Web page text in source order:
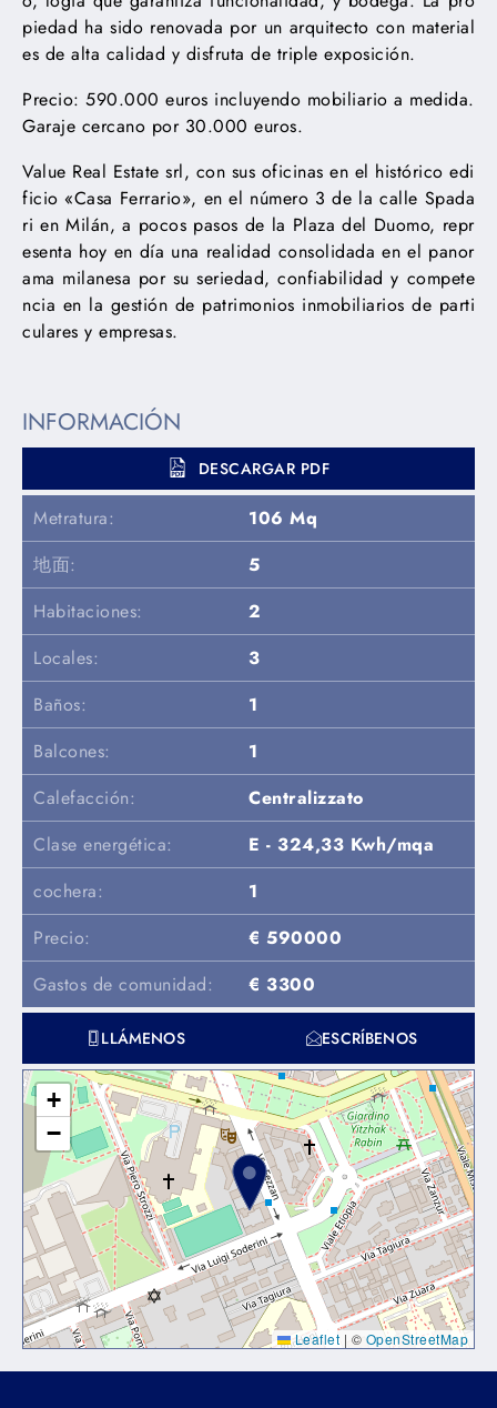
piedad ha sido renovada por un arquitecto con material
es de alta calidad y disfruta de triple exposición.
Precio: 590.000 euros incluyendo mobiliario a medida.
Garaje cercano por 30.000 euros.
Value Real Estate srl, con sus oficinas en el histórico edi
ficio «Casa Ferrario», en el número 3 de la calle Spada
ri en Milán, a pocos pasos de la Plaza del Duomo, repr
esenta hoy en día una realidad consolidada en el panor
ama milanesa por su seriedad, confiabilidad y compete
ncia en la gestión de patrimonios inmobiliarios de parti
culares y empresas.
INFORMACIÓN
DESCARGAR PDF
Metratura:
106 Mq
地面:
5
Habitaciones:
2
Locales:
3
Baños:
1
Balcones:
1
Calefacción:
Centralizzato
Clase energética:
E - 324,33 Kwh/mqa
cochera:
1
Precio:
€ 590000
Gastos de comunidad:
€ 3300
LLÁMENOS ESCRÍBENOS
+
−
Leaflet | © OpenStreetMap